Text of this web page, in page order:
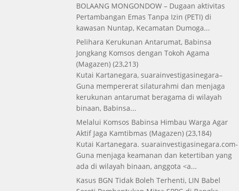
BOLAANG MONGONDOW – Dugaan aktivitas
Pertambangan Emas Tanpa Izin (PETI) di
kawasan Nuntap, Kecamatan Dumoga...
Pelihara Kerukunan Antarumat, Babinsa
Jongkang Komsos dengan Tokoh Agama
(Magazen) (23,213)
Kutai Kartanegara, suarainvestigasinegara–
Guna mempererat silaturahmi dan menjaga
kerukunan antarumat beragama di wilayah
binaan, Babinsa...
Melalui Komsos Babinsa Himbau Warga Agar
Aktif Jaga Kamtibmas (Magazen) (23,184)
Kutai Kartanegara. suarainvestigasinegara.com-
Guna menjaga keamanan dan ketertiban yang
ada di wilayah binaan, anggota <a...
Kasus BGN Tidak Boleh Terhenti, LIN Babel